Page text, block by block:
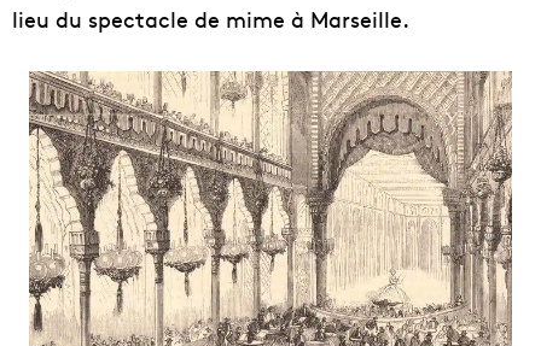
lieu du spectacle de mime à Marseille.